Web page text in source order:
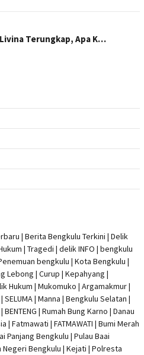
Terungkap, Apa K…
| Berita Bengkulu Terkini | Delik
| Tragedi | delik INFO | bengkulu
bengkulu | Kota Bengkulu |
Lebong | Curup | Kepahyang |
Hukum | Mukomuko | Argamakmur |
| Manna | Bengkulu Selatan |
| Rumah Bung Karno | Danau
| Fatmawati | FATMAWATI | Bumi Merah
Panjang Bengkulu | Pulau Baai
Bengkulu | Kejati | Polresta